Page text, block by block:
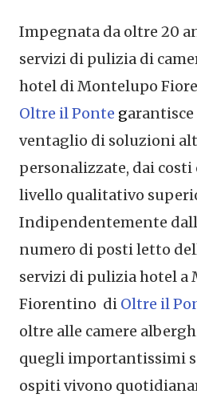
Impegnata da oltre 20
servizi di pulizia di
hotel di Montelupo
Oltre il Ponte g
ventaglio di soluzioni
personalizzate, dai
livello qualitativo
Indipendentemente
numero di posti letto
servizi di pulizia hotel a
Fiorentino di Oltre il
oltre alle camere
quegli importantissimi
ospiti vivono